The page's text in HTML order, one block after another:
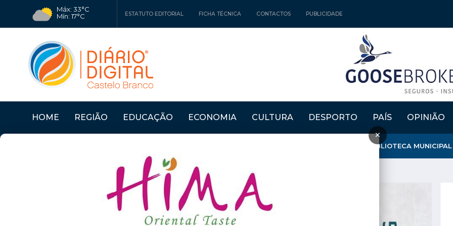
Máx: 33°C
Mín: 17°C
ESTATUTO EDITORIAL FICHA TÉCNICA CONTACTOS PUBLICIDADE
HOME REGIÃO EDUCAÇÃO ECONOMIA CULTURA DESPORTO PAÍS OPINIÃO
×
"PRÉMIO MARIA JOSÉ MOURA" ATRIBUIU MENÇÃO HONROSA À BIBLIOTECA